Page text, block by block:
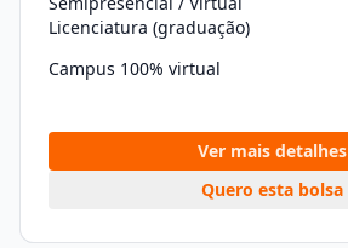
Licenciatura (graduação)
Campus 100% virtual
Ver mais detalhes
Quero esta bolsa